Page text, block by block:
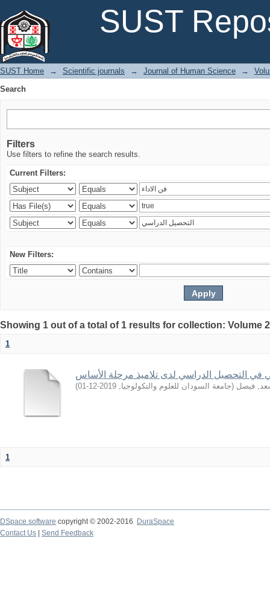
SUST
SUST Home → Scientific journals → Journal of Human Science →
Search
Filters
Use filters to refine the search results.
Current Filters:
New Filters:
Showing 1 out of a total of 1 results for collection: Volume
1
في التحصيل الدراسي لدى تلاميذ مرحلة الأساس
فيصل (جامعة السودان للعلوم والتكولوجيا,
2019-12-01
)
1
DSpace software copyright © 2002-2016
DuraSpace
Contact Us
Send Feedback